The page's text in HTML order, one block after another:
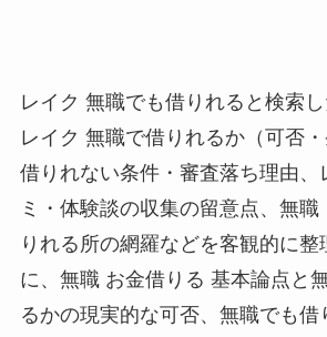
レイク 無職でも借りれると検索し
レイク 無職で借りれるか（可否
借りれない条件・審査落ち理由、
ミ・体験談の収集の留意点、無
りれる所の網羅などを客観的に整
に、無職 お金借りる 基本論点と
るかの現実的な可否、無職でも借